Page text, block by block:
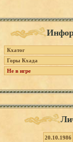
Кхатог
Горы Кхада
Не в игре
20.10.1986